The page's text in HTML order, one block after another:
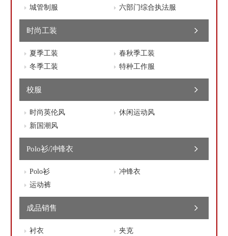
城管制服 六部门综合执法服
时尚工装
夏季工装
春秋季工装
冬季工装
特种工作服
校服
时尚英伦风
休闲运动风
新国潮风
Polo衫/冲锋衣
Polo衫
冲锋衣
运动裤
成品销售
衬衣
夹克